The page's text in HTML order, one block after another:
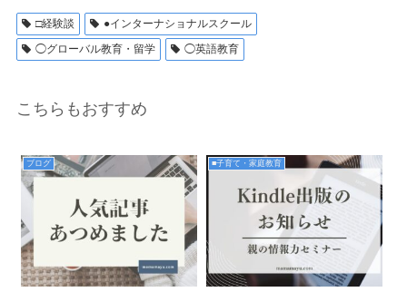
□経験談
●インターナショナルスクール
◯グローバル教育・留学
◯英語教育
こちらもおすすめ
ブログ ■子育て・家庭教育